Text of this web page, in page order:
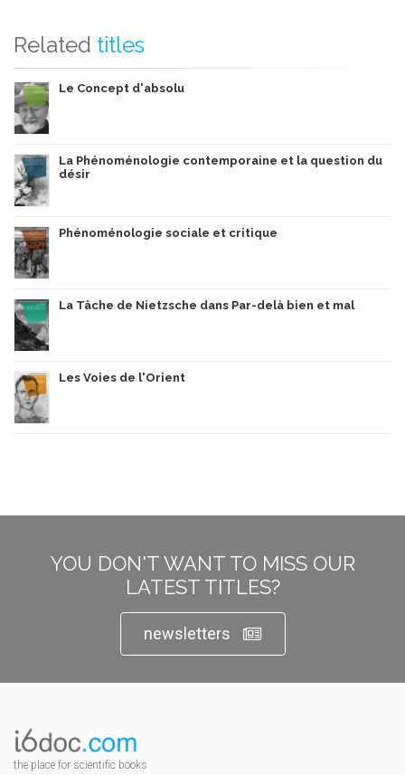
Related titles
Le Concept d'absolu
La Phénoménologie contemporaine et la question du
désir
Phénoménologie sociale et critique
La Tâche de Nietzsche dans Par-delà bien et mal
Les Voies de l'Orient
YOU DON'T WANT TO MISS OUR
LATEST TITLES?
newsletters
the place for scientific books